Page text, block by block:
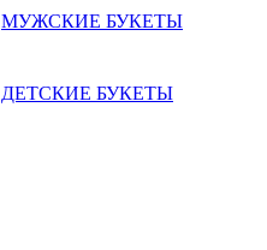
МУЖСКИЕ БУКЕТЫ
ДЕТСКИЕ БУКЕТЫ